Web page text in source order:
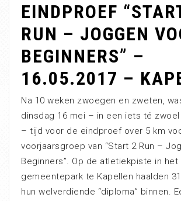
EINDPROEF
RUN – JOGGEN
BEGINNERS” –
16.05.2017 –
Na 10 weken zwoegen en zweten,
dinsdag 16 mei – in een iets té
– tijd voor de eindproef over 5 km
voorjaarsgroep van “Start 2 Run –
Beginners”. Op de atletiekpiste in het
gemeentepark te Kapellen haalden
hun welverdiende “diploma” binnen.